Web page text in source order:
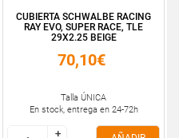
CUBIERTA SCHWALBE RACING
RAY EVO, SUPER RACE, TLE
29X2.25 BEIGE
70,10€
Talla ÚNICA
En stock, entrega en 24-72h
+
+